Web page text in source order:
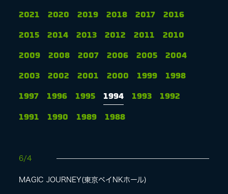
BIOGRAPHY
DISCOGRAPHY
MEDIA
2021 2020 2019 2018 2017 2016
2015 2014 2013 2012 2011 2010
2009 2008 2007 2006 2005 2004
2003 2002 2001 2000 1999 1998
1997 1996 1995 1994 1993 1992
1991 1990 1989 1988
6/4
MAGIC JOURNEY(東京ベイNKホール)